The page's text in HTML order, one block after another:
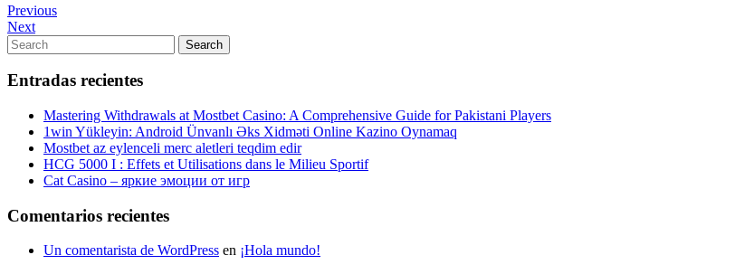
Navegación
de
entradas
Previous
Post
Previous
Next
Post
Next
Search
for:
Search
Entradas recientes
Mastering Withdrawals at Mostbet Casino: A Comprehensive Guide for Pakistani Players
1win Yükleyin: Android Ünvanlı Əks Xidməti Online Kazino Oynamaq
Mostbet az eylenceli merc aletleri teqdim edir
HCG 5000 I : Effets et Utilisations dans le Milieu Sportif
Cat Casino – яркие эмоции от игр
Comentarios recientes
Un comentarista de WordPress en ¡Hola mundo!